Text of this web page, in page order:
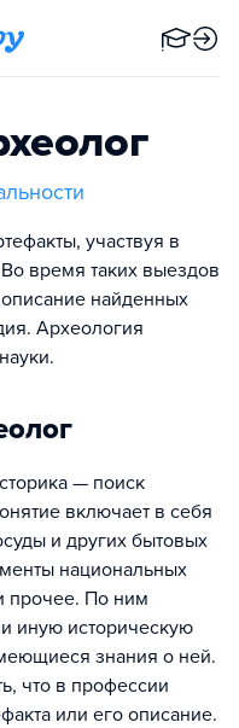
участвуя в
время таких выездов
найденных
Археология
— поиск
включает в себя
и других бытовых
национальных
прочее. По ним
иную историческую
знания о ней.
что в профессии
или его описание.